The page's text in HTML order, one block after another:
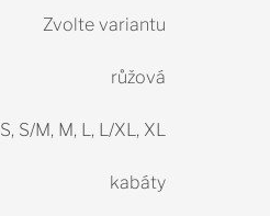
Zvolte variantu
růžová
S, S/M, M, L, L/XL, XL
kabáty